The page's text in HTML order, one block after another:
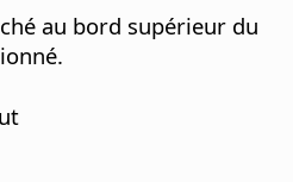
au bord supérieur du